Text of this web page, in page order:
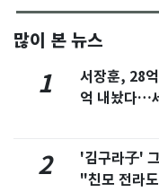
많이 본 뉴스
1
서장훈, 28
억 내놨다…
2
'김구라子'
"친모 전라